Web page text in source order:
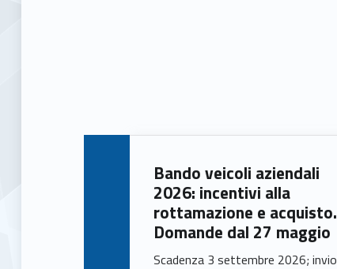
Bando veicoli aziendali
2026: incentivi alla
rottamazione e acquisto.
Domande dal 27 maggio
Scadenza 3 settembre 2026; invio